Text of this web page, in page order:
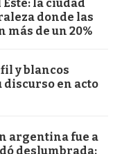
la ciudad
donde las
de un 20%
y blancos
discurso en acto
argentina fue a
deslumbrada: